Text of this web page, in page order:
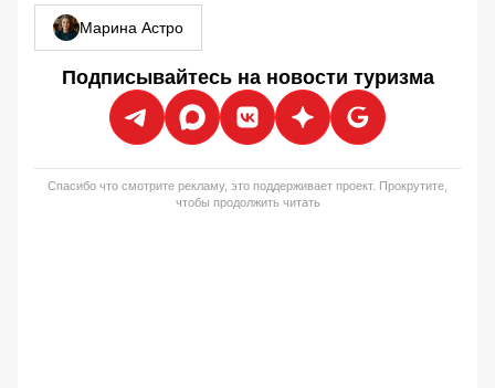
Марина Астро
Подписывайтесь на новости туризма
Спасибо что смотрите рекламу, это поддерживает проект. Прокрутите,
чтобы продолжить читать